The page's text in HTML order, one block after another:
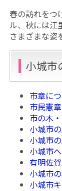
春の訪れをつ
ル、秋には江
さまざまな姿
小城市
市章に
市民憲章
市の木
小城市
小城市
小城市
有明佐
小城市
小城市